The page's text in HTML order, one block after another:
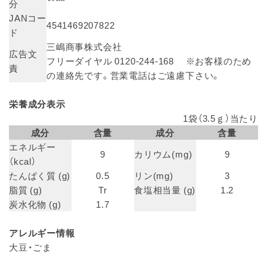
分
JANコー
ド
4541469207822
広告文
責
三嶋商事株式会社
フリーダイヤル 0120-244-168 ※お客様のため
の連絡先です。営業電話はご遠慮下さい。
栄養成分表示
1袋（3.5ｇ）当たり
成分
含量 成分
含量
エネルギー
（kcal）
9 カリウム(mg)
9
たんぱく質 (g)
0.5 リン(mg)
3
脂質 (g)
Tr 食塩相当量 (g)
1.2
炭水化物 (g)
1.7
アレルギー情報
大豆・ごま